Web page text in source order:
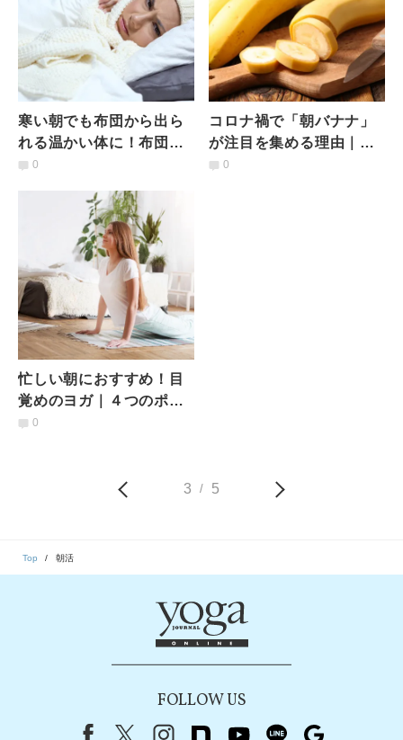
寒い朝でも布団から出ら
れる温かい体に！布団の
中でできる簡単ヨガ３選
0
コロナ禍で「朝バナナ」
が注目を集める理由｜白
い筋にも嬉しい効果が！
0
忙しい朝におすすめ！目
覚めのヨガ｜４つのポー
ズを５呼吸ずつ行うだけ
0
3 / 5
Top 朝活
FOLLOW US
FacebookX（旧Twitter）
instagram
note youtubeline